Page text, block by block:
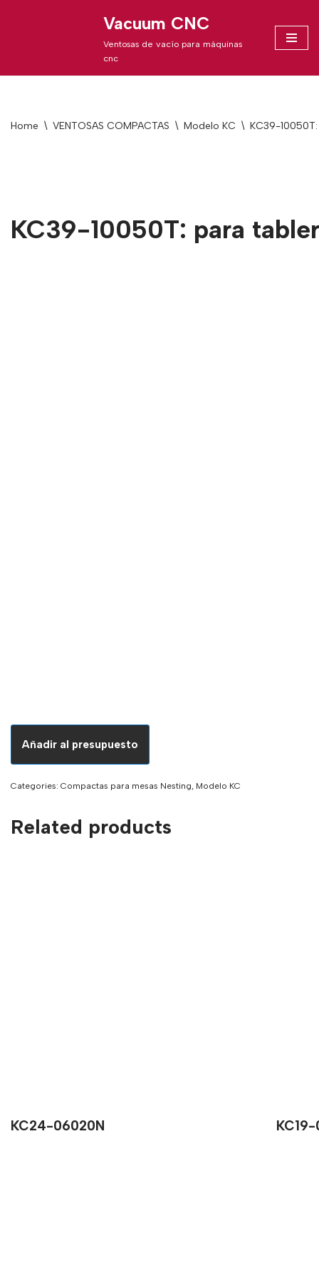
content
Vacuum CNC
Ventosas de vacío para máquinas
cnc
Home \ VENTOSAS COMPACTAS \ Modelo KC \ KC39-
KC39-10050T: para
Añadir al presupuesto
Categories: Compactas para mesas Nesting, Modelo KC
Related products
KC24-06020N